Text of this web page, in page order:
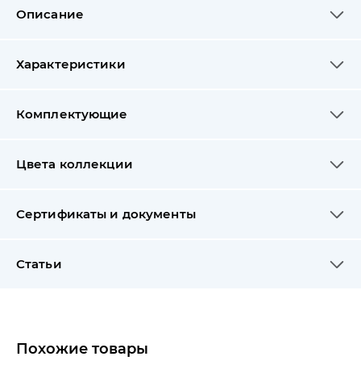
Описание
Характеристики
Комплектующие
Цвета коллекции
Сертификаты и документы
Статьи
Похожие товары